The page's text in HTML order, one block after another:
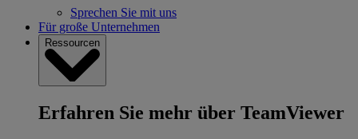
Sprechen Sie mit uns
Für große Unternehmen
Ressourcen
Erfahren Sie mehr über TeamViewer